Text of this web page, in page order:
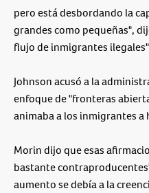
pero está desbordando la
grandes como pequeñas",
flujo de inmigrantes
Johnson acusó a la
enfoque de "fronteras
animaba a los inmigrantes a
Morin dijo que esas
bastante
aumento se debía a la